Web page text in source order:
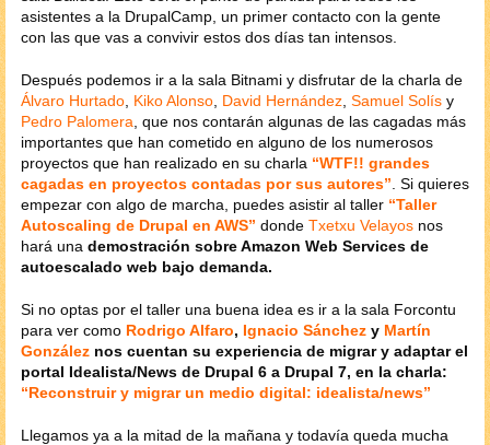
asistentes a la DrupalCamp, un primer contacto con la gente
con las que vas a convivir estos dos días tan intensos.
Después podemos ir a la sala Bitnami y disfrutar de la charla de
Álvaro Hurtado Kiko Alonso David Hernández Samuel Solís y
Pedro Palomera , que nos contarán algunas de las cagadas más
importantes que han cometido en alguno de los numerosos
proyectos que han realizado en su charla “WTF!! grandes
cagadas en proyectos contadas por sus autores” . Si quieres
empezar con algo de marcha, puedes asistir al taller “Taller
Autoscaling de Drupal en AWS” donde Txetxu Velayos nos
hará una demostración sobre Amazon Web Services de
autoescalado web bajo demanda.
Si no optas por el taller una buena idea es ir a la sala Forcontu
para ver como Rodrigo Alfaro, Ignacio Sánchez y Martín
González nos cuentan su experiencia de migrar y adaptar el
portal Idealista/News de Drupal 6 a Drupal 7, en la charla:
“Reconstruir y migrar un medio digital: idealista/news”
Llegamos ya a la mitad de la mañana y todavía queda mucha